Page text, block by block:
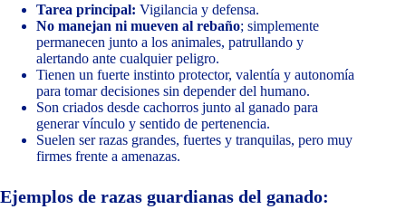
Tarea principal: Vigilancia y defensa.
No manejan ni mueven al rebaño; simplemente
permanecen junto a los animales, patrullando y
alertando ante cualquier peligro.
Tienen un fuerte instinto protector, valentía y autonomía
para tomar decisiones sin depender del humano.
Son criados desde cachorros junto al ganado para
generar vínculo y sentido de pertenencia.
Suelen ser razas grandes, fuertes y tranquilas, pero muy
firmes frente a amenazas.
Ejemplos de razas guardianas del ganado: